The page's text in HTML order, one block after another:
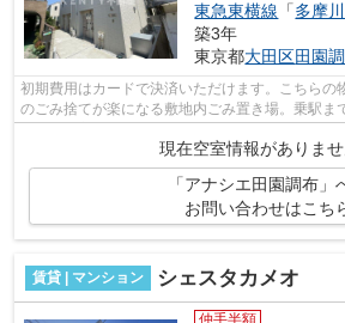
東急東横線 「多摩川
築3年
東京都大田区田園
初期費用はカードで決済いただけます。こちらの
のごみ捨てが楽になる敷地内ごみ置き場。乗駅ま
現在空室情報がありませ
「アナシエ田園調布」
お問い合わせはこち
賃貸 | マンション シェスタカメオ
仲手半額